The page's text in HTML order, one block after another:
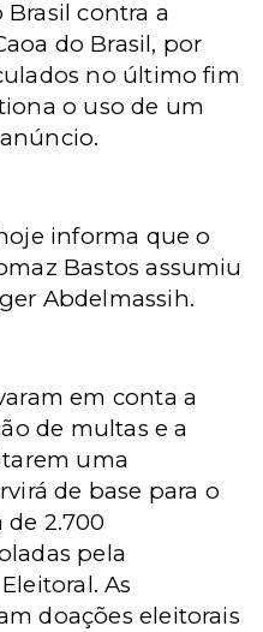
contra a
do Brasil, por
no último fim
o uso de um
informa que o
Bastos assumiu
Abdelmassih.
em conta a
de multas e a
uma
de base para o
2.700
pela
As
doações eleitorais